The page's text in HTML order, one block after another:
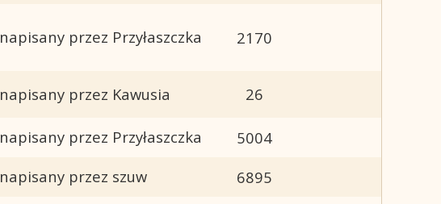
napisany przez Przyłaszczka 2170
napisany przez Kawusia 26
napisany przez Przyłaszczka
5004
napisany przez szuw
6895